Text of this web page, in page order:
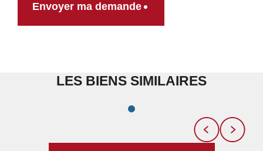
Envoyer ma demande
LES BIENS SIMILAIRES